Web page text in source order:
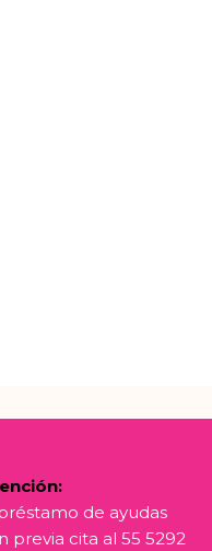
de ayudas
previa cita al 55 5292